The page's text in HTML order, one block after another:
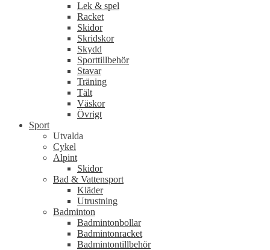
Lek & spel
Racket
Skidor
Skridskor
Skydd
Sporttillbehör
Stavar
Träning
Tält
Väskor
Övrigt
Sport
Utvalda
Cykel
Alpint
Skidor
Bad & Vattensport
Kläder
Utrustning
Badminton
Badmintonbollar
Badmintonracket
Badmintontillbehör